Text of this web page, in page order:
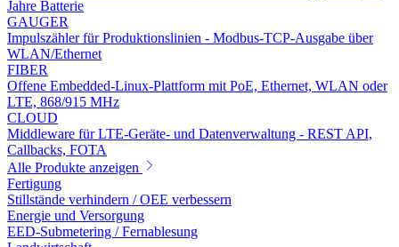
Jahre Batterie
GAUGER
Impulszähler für Produktionslinien - Modbus-TCP-Ausgabe über
WLAN/Ethernet
FIBER
Offene Embedded-Linux-Plattform mit PoE, Ethernet, WLAN oder
LTE, 868/915 MHz
CLOUD
Middleware für LTE-Geräte- und Datenverwaltung - REST API,
Callbacks, FOTA
Alle Produkte anzeigen
Fertigung
Stillstände verhindern / OEE verbessern
Energie und Versorgung
EED-Submetering / Fernablesung